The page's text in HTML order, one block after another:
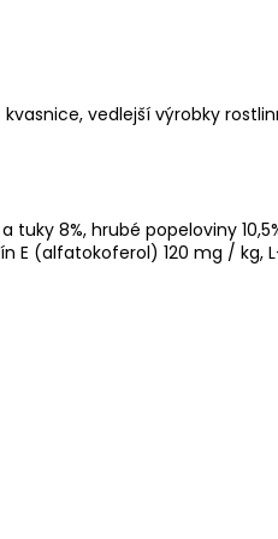
vedlejší výrobky
tuky 8%, hrubé popeloviny
E (alfatokoferol) 120 mg /